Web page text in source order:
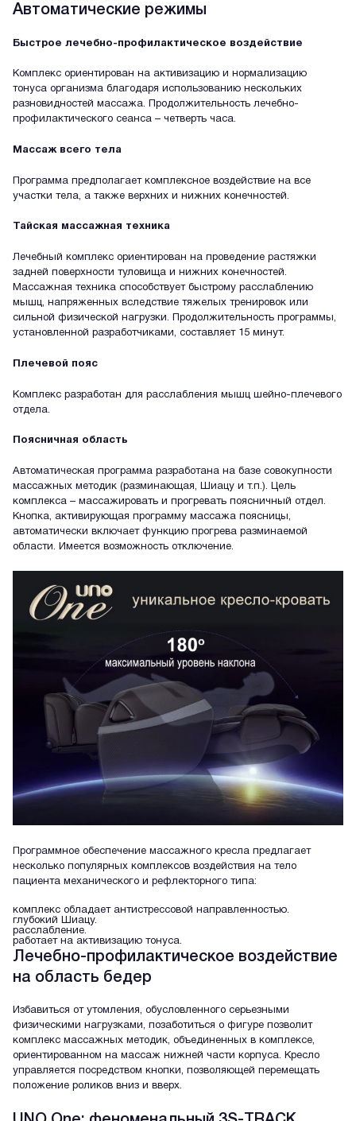
Автоматические режимы
Быстрое лечебно-профилактическое воздействие
Комплекс ориентирован на активизацию и нормализацию
тонуса организма благодаря использованию нескольких
разновидностей массажа. Продолжительность лечебно-
профилактического сеанса – четверть часа.
Массаж всего тела
Программа предполагает комплексное воздействие на все
участки тела, а также верхних и нижних конечностей.
Тайская массажная техника
Лечебный комплекс ориентирован на проведение растяжки
задней поверхности туловища и нижних конечностей.
Массажная техника способствует быстрому расслаблению
мышц, напряженных вследствие тяжелых тренировок или
сильной физической нагрузки. Продолжительность программы,
установленной разработчиками, составляет 15 минут.
Плечевой пояс
Комплекс разработан для расслабления мышц шейно-плечевого
отдела.
Поясничная область
Автоматическая программа разработана на базе совокупности
массажных методик (разминающая, Шиацу и т.п.). Цель
комплекса – массажировать и прогревать поясничный отдел.
Кнопка, активирующая программу массажа поясницы,
автоматически включает функцию прогрева разминаемой
области. Имеется возможность отключение.
Программное обеспечение массажного кресла предлагает
несколько популярных комплексов воздействия на тело
пациента механического и рефлекторного типа:
комплекс обладает антистрессовой направленностью.
глубокий Шиацу.
расслабление.
работает на активизацию тонуса.
Лечебно-профилактическое воздействие
на область бедер
Избавиться от утомления, обусловленного серьезными
физическими нагрузками, позаботиться о фигуре позволит
комплекс массажных методик, объединенных в комплексе,
ориентированном на массаж нижней части корпуса. Кресло
управляется посредством кнопки, позволяющей перемещать
положение роликов вниз и вверх.